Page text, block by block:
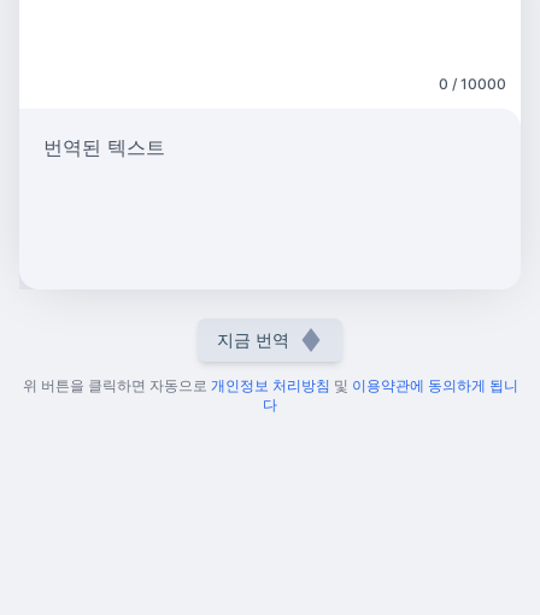
0 / 10000
번역된 텍스트
지금 번역
위 버튼을 클릭하면 자동으로 개인정보 처리방침 및 이용약관에 동의하게 됩니
다